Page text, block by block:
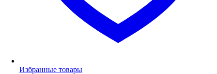
Избранные товары